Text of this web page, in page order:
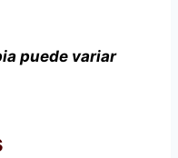
puede variar